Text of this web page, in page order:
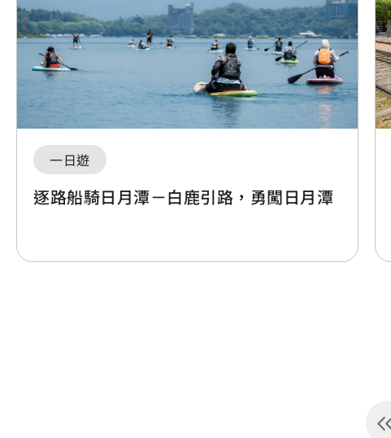
一日遊
逐路船騎日月潭－白鹿引路，勇闖日月潭